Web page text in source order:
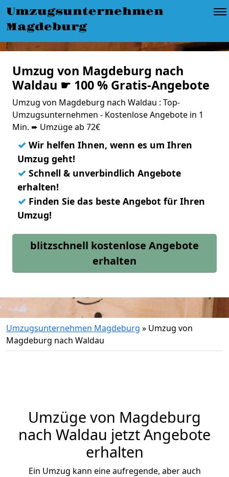
Umzugsunternehmen
Magdeburg
Umzug von Magdeburg nach
Waldau ☛ 100 % Gratis-Angebote
Umzug von Magdeburg nach Waldau : Top-
Umzugsunternehmen - Kostenlose Angebote in 1
Min. ➨ Umzüge ab 72€
✓ Wir helfen Ihnen, wenn es um Ihren
Umzug geht!
✓ Schnell & unverbindlich Angebote
erhalten!
✓ Finden Sie das beste Angebot für Ihren
Umzug!
blitzschnell kostenlose Angebote
erhalten
Umzugsunternehmen Magdeburg » Umzug von
Magdeburg nach Waldau
Umzüge von Magdeburg
nach Waldau jetzt Angebote
erhalten
Ein Umzug kann eine aufregende, aber auch